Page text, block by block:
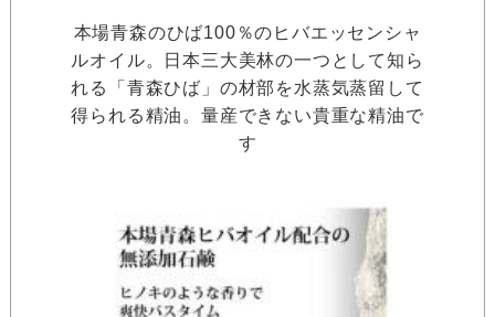
本場青森のひば100％のヒバエッセンシャ
ルオイル。日本三大美林の一つとして知ら
れる「青森ひば」の材部を水蒸気蒸留して
得られる精油。量産できない貴重な精油で
す